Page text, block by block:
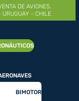
DE AVIONES.
URUGUAY - CHILE
BIMOTOR